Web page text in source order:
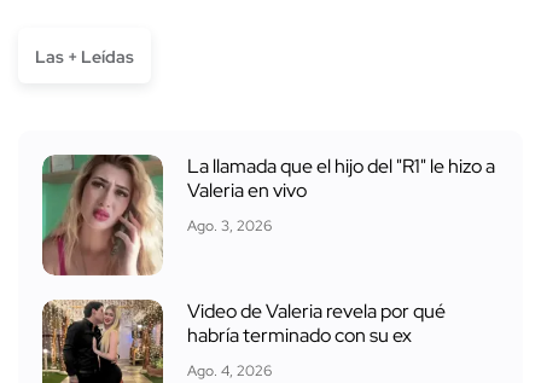
Las + Leídas
La llamada que el hijo del "R1" le hizo a
Valeria en vivo
Ago. 3, 2026
Video de Valeria revela por qué
habría terminado con su ex
Ago. 4, 2026